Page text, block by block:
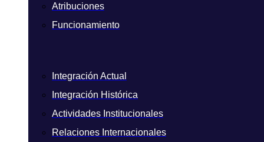
Atribuciones
Funcionamiento
Integración Actual
Integración Histórica
Actividades Institucionales
Relaciones Internacionales